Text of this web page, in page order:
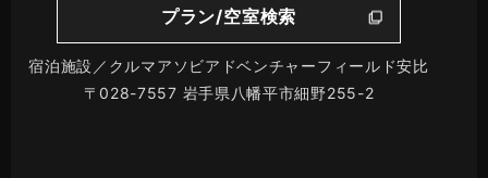
プラン/空室検索
宿泊施設／クルマアソビアドベンチャーフィールド安比
〒028-7557 岩手県八幡平市細野255-2